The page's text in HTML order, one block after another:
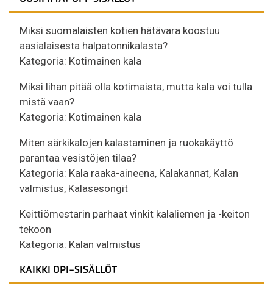
Miksi suomalaisten kotien hätävara koostuu
aasialaisesta halpatonnikalasta?
Kategoria: Kotimainen kala
Miksi lihan pitää olla kotimaista, mutta kala voi tulla
mistä vaan?
Kategoria: Kotimainen kala
Miten särkikalojen kalastaminen ja ruokakäyttö
parantaa vesistöjen tilaa?
Kategoria: Kala raaka-aineena, Kalakannat, Kalan
valmistus, Kalasesongit
Keittiömestarin parhaat vinkit kalaliemen ja -keiton
tekoon
Kategoria: Kalan valmistus
KAIKKI OPI-SISÄLLÖT